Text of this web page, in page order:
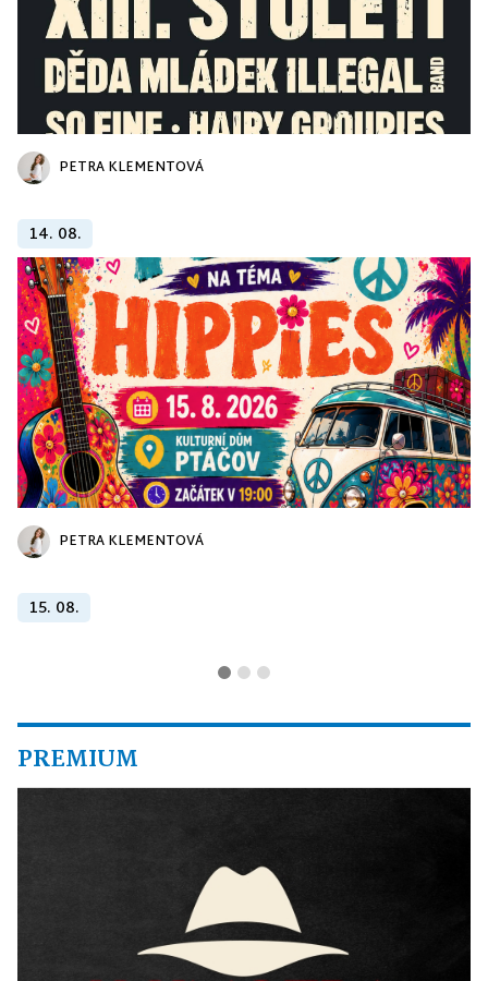
PETRA KLEMENTOVÁ
14. 08.
PETRA KLEMENTOVÁ
15. 08.
PREMIUM